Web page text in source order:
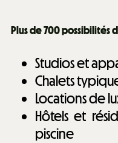
Plus de 700 possibilités
Studios et
Chalets
Locations de
Hôtels et
piscine